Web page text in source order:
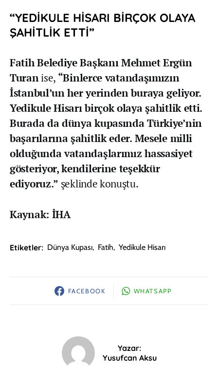
“YEDİKULE HİSARI BİRÇOK OLAYA
ŞAHİTLİK ETTİ”
Fatih Belediye Başkanı Mehmet Ergün
Turanise, “Binlerce vatandaşımızın
İstanbul’un her yerinden buraya geliyor.
Yedikule Hisarı birçok olaya şahitlik etti.
Burada da dünya kupasında Türkiye’nin
başarılarına şahitlik eder. Mesele milli
olduğunda vatandaşlarımız hassasiyet
gösteriyor, kendilerine teşekkür
ediyoruz.” şeklinde konuştu.
Kaynak: İHA
Etiketler: Dünya Kupası, Fatih, Yedikule Hisarı
FACEBOOK WHATSAPP
Yazar:
Yusufcan Aksu